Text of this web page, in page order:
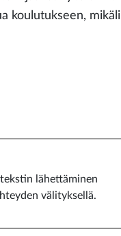
koulutukseen, mikäli
lähettäminen
välityksellä.